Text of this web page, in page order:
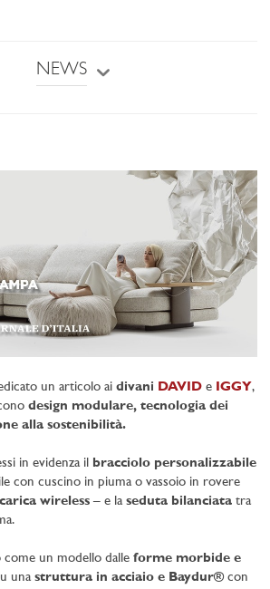
NEWS
un articolo ai divani DAVID e IGGY,
design modulare, tecnologia dei
alla sostenibilità.
in evidenza il bracciolo personalizzabile
con cuscino in piuma o vassoio in rovere
wireless – e la seduta bilanciata tra
un modello dalle forme morbide e
una struttura in acciaio e Baydur® con